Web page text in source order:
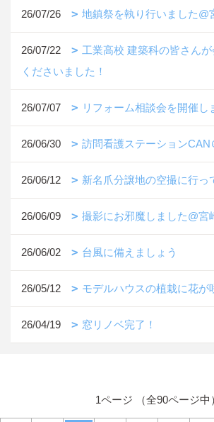
26/07/26 地鎮祭を執り行いました@
26/07/22
工業高校 建築科の皆さん
くださいました！
26/07/07 リフォーム相談会を開催し
26/06/30 訪問看護ステーションCAN
26/06/12 新名爪分譲地の空撮に行っ
26/06/09 撮影にお邪魔しました@宮
26/06/02 台風に備えましょう
26/05/12 モデルハウスの植栽に花が
26/04/19 窓リノベ完了！
1ページ （全90ページ中